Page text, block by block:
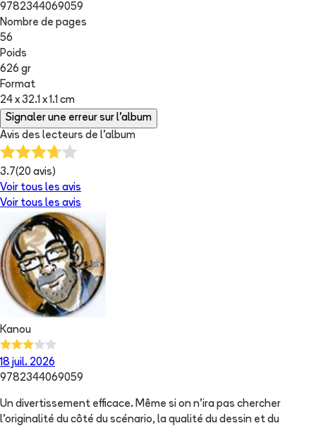
9782344069059
Nombre de pages
56
Poids
626 gr
Format
24 x 32.1 x 1.1 cm
Signaler une erreur sur l'album
Avis des lecteurs de l'album
3.7(20 avis)
Voir tous les avis
Voir tous les avis
Kanou
18 juil. 2026
9782344069059
Un divertissement efficace. Même si on n'ira pas chercher
l'originalité du côté du scénario, la qualité du dessin et du